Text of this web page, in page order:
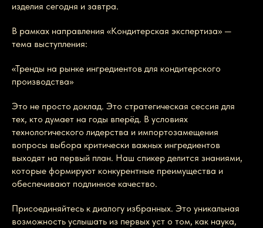
изделия сегодня и завтра.
В рамках направления «Кондитерская экспертиза» —
тема выступления:
«Тренды на рынке ингредиентов для кондитерского
производства»
Это не просто доклад. Это стратегическая сессия для
тех, кто думает на годы вперёд. В условиях
технологического лидерства и импортозамещения
вопросы выбора критически важных ингредиентов
выходят на первый план. Наш спикер делится знаниями,
которые формируют конкурентные преимущества и
обеспечивают подлинное качество.
Присоединяйтесь к диалогу избранных. Это уникальная
возможность услышать из первых уст о том, как наука,